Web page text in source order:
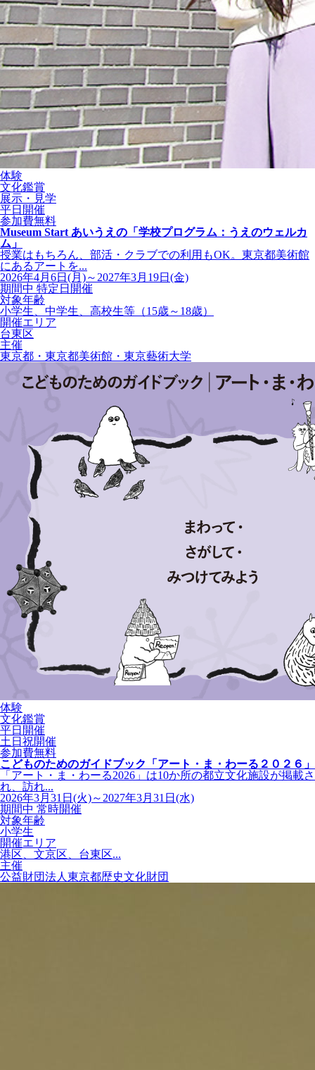
体験
文化鑑賞
展示・見学
平日開催
参加費無料
Museum Start あいうえの「学校プログラム：うえのウェルカ
ム」
授業はもちろん、部活・クラブでの利用もOK。東京都美術館
にあるアートを...
2026年4月6日(月)～2027年3月19日(金)
期間中 特定日開催
対象年齢
小学生、中学生、高校生等（15歳～18歳）
開催エリア
台東区
主催
東京都・東京都美術館・東京藝術大学
体験
文化鑑賞
平日開催
土日祝開催
参加費無料
こどものためのガイドブック「アート・ま・わーる２０２６」
「アート・ま・わーる2026」は10か所の都立文化施設が掲載さ
れ、訪れ...
2026年3月31日(火)～2027年3月31日(水)
期間中 常時開催
対象年齢
小学生
開催エリア
港区、文京区、台東区...
主催
公益財団法人東京都歴史文化財団